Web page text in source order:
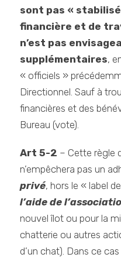
sont pas «
financière et de
n’est pas
supplémentaires,
« officiels »
Directionnel. Sauf à
financières et des
Bureau (vote).
Art 5-2 – Cette règle
n’empêchera pas un
privé, hors le « label
l’aide de
nouvel îlot ou pour la
chatterie ou autres
d’un chat). Dans ce